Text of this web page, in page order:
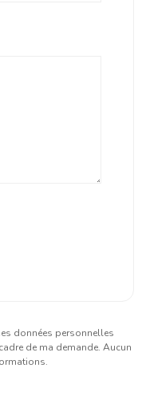
données personnelles
de ma demande. Aucun